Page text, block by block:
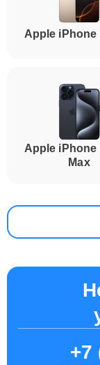
Apple iPhone
Apple iPhone
Max
+7